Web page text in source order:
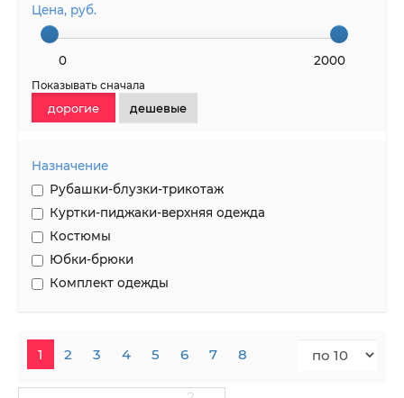
Цена, руб.
2000
0
Показывать сначала
дорогие дешевые
Назначение
Рубашки-блузки-трикотаж
Куртки-пиджаки-верхняя одежда
Костюмы
Юбки-брюки
Комплект одежды
1 2 3 4 5 6 7 8